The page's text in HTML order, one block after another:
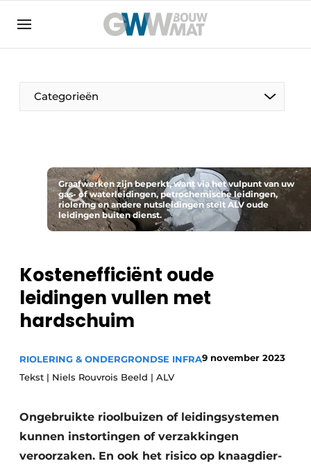
Bedrijven
Contact
Home
Meest gelezen
Nieuwsbrief
Privacy / Cookie statement
Vacature aanmelden
Vacatures
Categorieën
Graafwerken zijn beperkt, want via het vulpunt van uw
gas- of waterleidingen, petrochemische leidingen,
riolering en andere nutsleidingen stelt ALV oude
leidingen buiten dienst.
Kostenefficiënt oude
leidingen vullen met
hardschuim
RIOLERING & ONDERGRONDSE INFRA9 november 2023
Tekst | Niels Rouvrois Beeld | ALV
Ongebruikte rioolbuizen of leidingsystemen
kunnen instortingen of verzakkingen
veroorzaken. En ook het risico op knaagdier-